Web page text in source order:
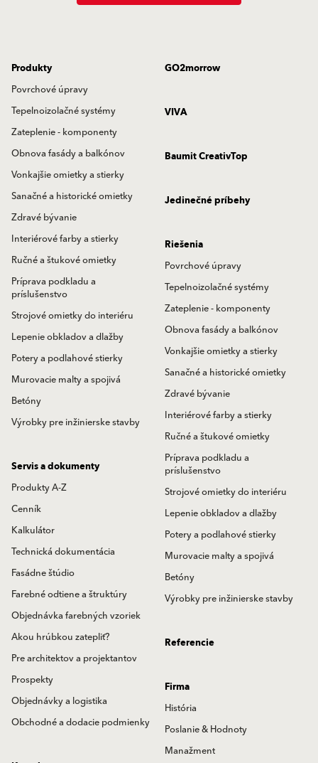
Produkty
Povrchové úpravy
Tepelnoizolačné systémy
Zateplenie - komponenty
Obnova fasády a balkónov
Vonkajšie omietky a stierky
Sanačné a historické omietky
Zdravé bývanie
Interiérové farby a stierky
Ručné a štukové omietky
Príprava podkladu a
príslušenstvo
Strojové omietky do interiéru
Lepenie obkladov a dlažby
Potery a podlahové stierky
Murovacie malty a spojivá
Betóny
Výrobky pre inžinierske stavby
GO2morrow
VIVA
Baumit CreativTop
Jedinečné príbehy
Riešenia
Povrchové úpravy
Tepelnoizolačné systémy
Zateplenie - komponenty
Obnova fasády a balkónov
Vonkajšie omietky a stierky
Sanačné a historické omietky
Zdravé bývanie
Interiérové farby a stierky
Ručné a štukové omietky
Príprava podkladu a
príslušenstvo
Strojové omietky do interiéru
Lepenie obkladov a dlažby
Potery a podlahové stierky
Murovacie malty a spojivá
Betóny
Výrobky pre inžinierske stavby
Servis a dokumenty
Produkty A-Z
Cenník
Kalkulátor
Technická dokumentácia
Fasádne štúdio
Farebné odtiene a štruktúry
Objednávka farebných vzoriek
Akou hrúbkou zatepliť?
Pre architektov a projektantov
Prospekty
Objednávky a logistika
Obchodné a dodacie podmienky
Referencie
Firma
História
Poslanie & Hodnoty
Manažment